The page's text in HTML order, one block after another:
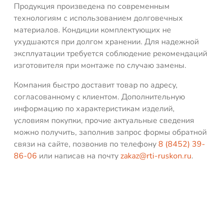
Продукция произведена по современным
технологиям с использованием долговечных
материалов. Кондиции комплектующих не
ухудшаются при долгом хранении. Для надежной
эксплуатации требуется соблюдение рекомендаций
изготовителя при монтаже по случаю замены.
Компания быстро доставит товар по адресу,
согласованному с клиентом. Дополнительную
информацию по характеристикам изделий,
условиям покупки, прочие актуальные сведения
можно получить, заполнив запрос формы обратной
связи на сайте, позвонив по телефону8 (8452) 39-
86-06 или написав на почтуzakaz@rti-ruskon.ru.